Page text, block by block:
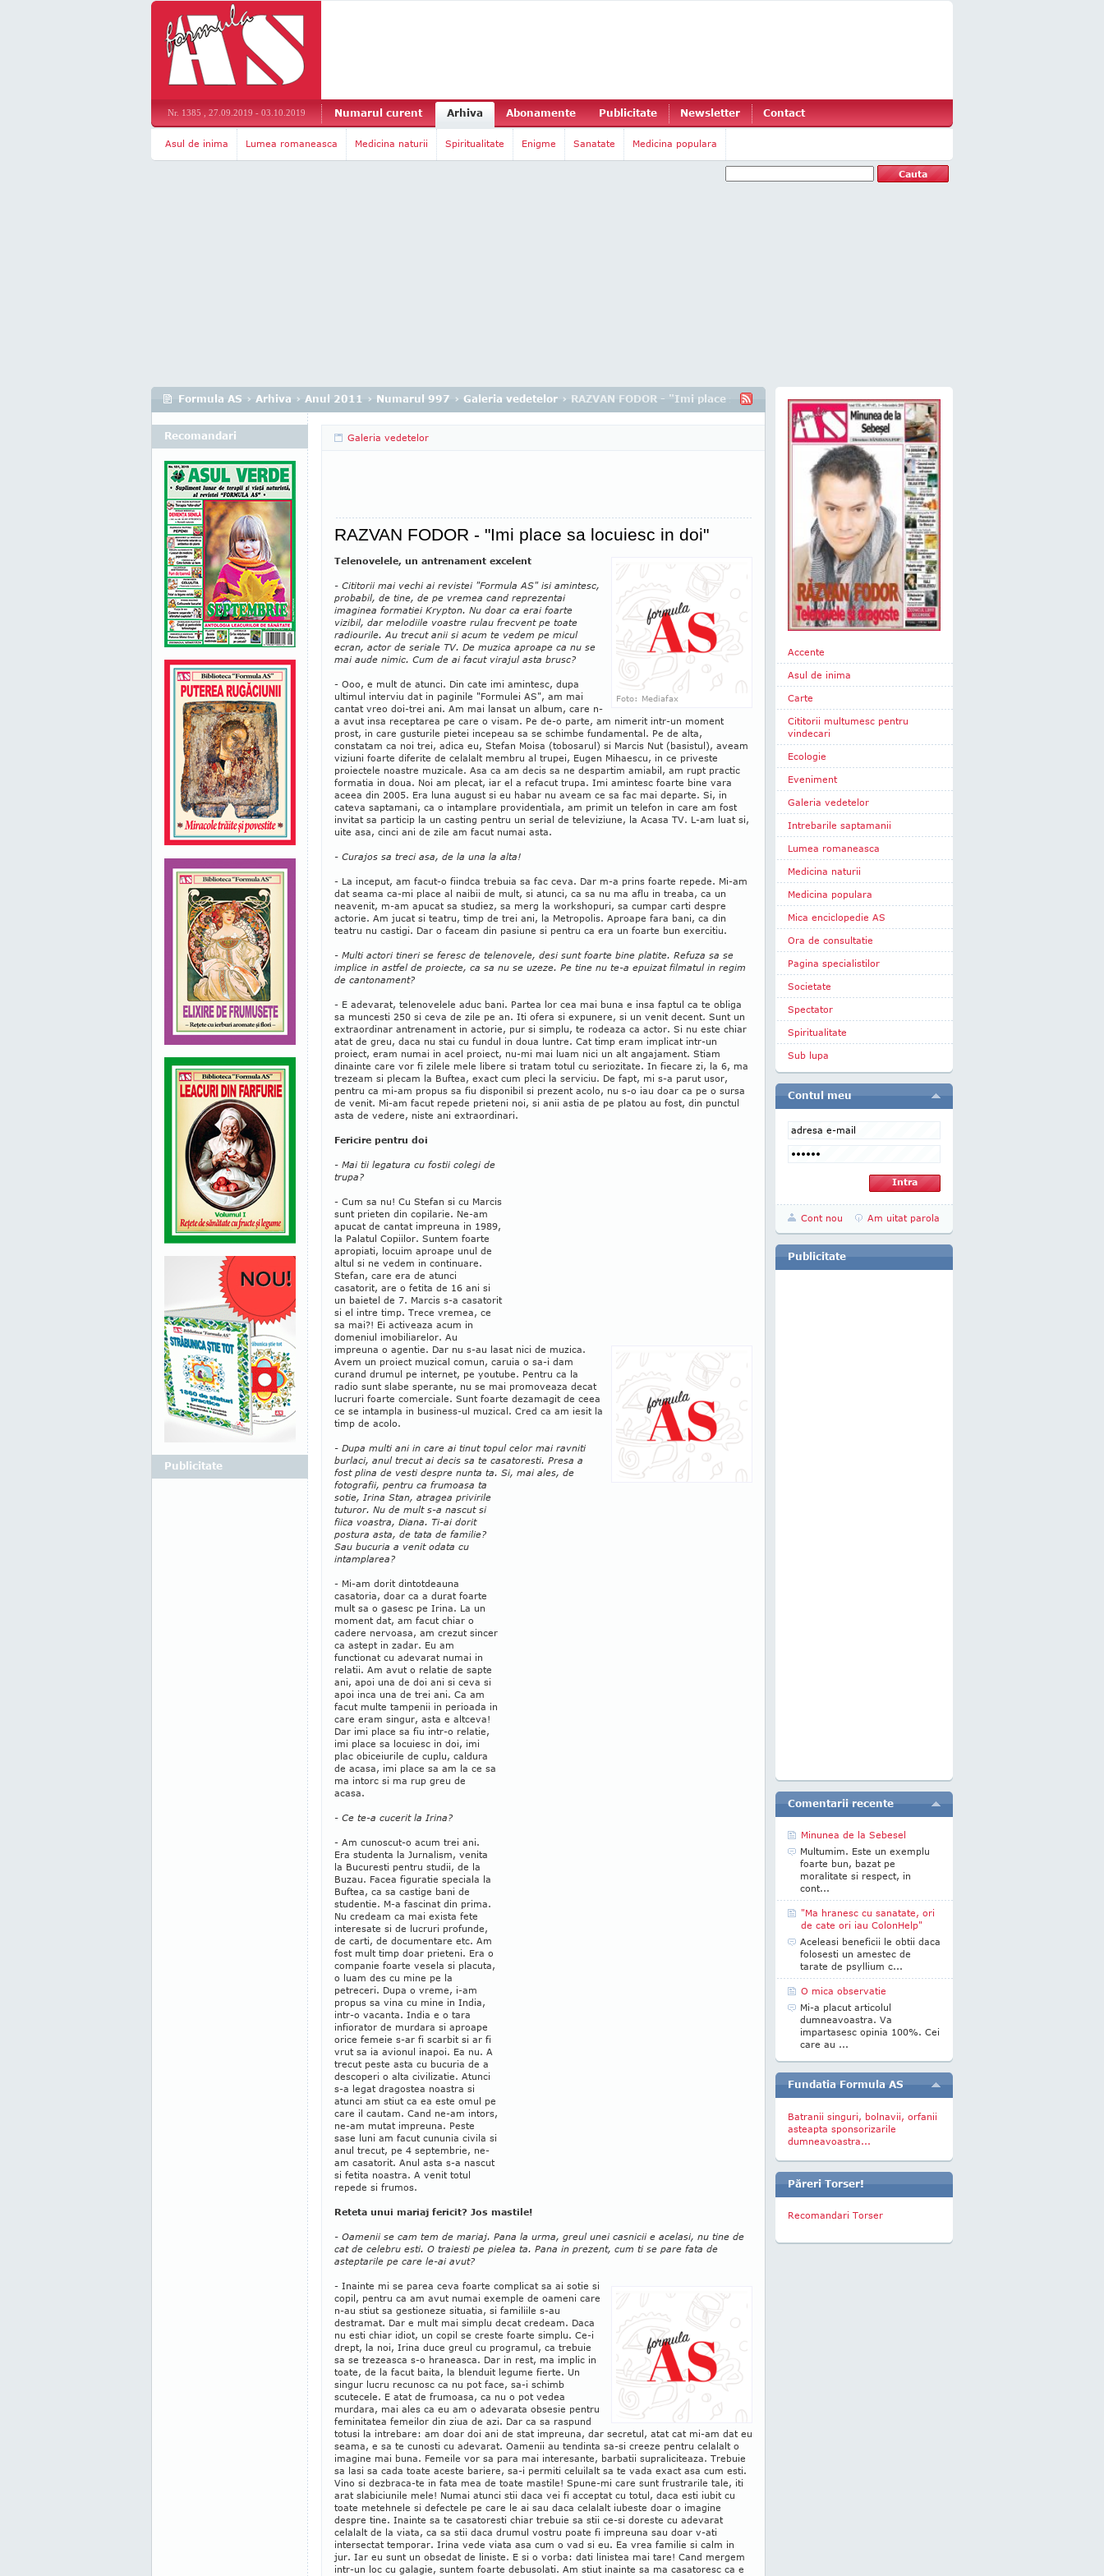
Nr. 1385 , 27.09.2019 - 03.10.2019 Numarul curent Arhiva Abonamente Publicitate Newsletter Contact
Asul de inima Lumea romaneasca Medicina naturii Spiritualitate Enigme Sanatate Medicina populara
Formula AS › Arhiva › Anul 2011 › Numarul 997 › Galeria vedetelor › RAZVAN FODOR - "Imi place sa locuiesc in doi"
Galeria vedetelor
RAZVAN FODOR - "Imi place sa locuiesc in doi"
Foto: Mediafax
Telenovelele, un antrenament excelent
- Cititorii mai vechi ai revistei "Formula AS" isi amintesc,
probabil, de tine, de pe vremea cand reprezentai
imaginea formatiei Krypton. Nu doar ca erai foarte
vizibil, dar melodiile voastre rulau frecvent pe toate
radiourile. Au trecut anii si acum te vedem pe micul
ecran, actor de seriale TV. De muzica aproape ca nu se
mai aude nimic. Cum de ai facut virajul asta brusc?
- Ooo, e mult de atunci. Din cate imi amintesc, dupa
ultimul interviu dat in paginile "Formulei AS", am mai
cantat vreo doi-trei ani. Am mai lansat un album, care n-
a avut insa receptarea pe care o visam. Pe de-o parte, am nimerit intr-un moment
prost, in care gusturile pietei incepeau sa se schimbe fundamental. Pe de alta,
constatam ca noi trei, adica eu, Stefan Moisa (tobosarul) si Marcis Nut (basistul), aveam
viziuni foarte diferite de celalalt membru al trupei, Eugen Mihaescu, in ce priveste
proiectele noastre muzicale. Asa ca am decis sa ne despartim amiabil, am rupt practic
formatia in doua. Noi am plecat, iar el a refacut trupa. Imi amintesc foarte bine vara
aceea din 2005. Era luna august si eu habar nu aveam ce sa fac mai departe. Si, in
cateva saptamani, ca o intamplare providentiala, am primit un telefon in care am fost
invitat sa particip la un casting pentru un serial de televiziune, la Acasa TV. L-am luat si,
uite asa, cinci ani de zile am facut numai asta.
- Curajos sa treci asa, de la una la alta!
- La inceput, am facut-o fiindca trebuia sa fac ceva. Dar m-a prins foarte repede. Mi-am
dat seama ca-mi place al naibii de mult, si atunci, ca sa nu ma aflu in treaba, ca un
neavenit, m-am apucat sa studiez, sa merg la workshopuri, sa cumpar carti despre
actorie. Am jucat si teatru, timp de trei ani, la Metropolis. Aproape fara bani, ca din
teatru nu castigi. Dar o faceam din pasiune si pentru ca era un foarte bun exercitiu.
- Multi actori tineri se feresc de telenovele, desi sunt foarte bine platite. Refuza sa se
implice in astfel de proiecte, ca sa nu se uzeze. Pe tine nu te-a epuizat filmatul in regim
de cantonament?
- E adevarat, telenovelele aduc bani. Partea lor cea mai buna e insa faptul ca te obliga
sa muncesti 250 si ceva de zile pe an. Iti ofera si expunere, si un venit decent. Sunt un
extraordinar antrenament in actorie, pur si simplu, te rodeaza ca actor. Si nu este chiar
atat de greu, daca nu stai cu fundul in doua luntre. Cat timp eram implicat intr-un
proiect, eram numai in acel proiect, nu-mi mai luam nici un alt angajament. Stiam
dinainte care vor fi zilele mele libere si tratam totul cu seriozitate. In fiecare zi, la 6, ma
trezeam si plecam la Buftea, exact cum pleci la serviciu. De fapt, mi s-a parut usor,
pentru ca mi-am propus sa fiu disponibil si prezent acolo, nu s-o iau doar ca pe o sursa
de venit. Mi-am facut repede prieteni noi, si anii astia de pe platou au fost, din punctul
asta de vedere, niste ani extraordinari.
Fericire pentru doi
- Mai tii legatura cu fostii colegi de
trupa?
- Cum sa nu! Cu Stefan si cu Marcis
sunt prieten din copilarie. Ne-am
apucat de cantat impreuna in 1989,
la Palatul Copiilor. Suntem foarte
apropiati, locuim aproape unul de
altul si ne vedem in continuare.
Stefan, care era de atunci
casatorit, are o fetita de 16 ani si
un baietel de 7. Marcis s-a casatorit
si el intre timp. Trece vremea, ce
sa mai?! Ei activeaza acum in
domeniul imobiliarelor. Au
impreuna o agentie. Dar nu s-au lasat nici de muzica.
Avem un proiect muzical comun, caruia o sa-i dam
curand drumul pe internet, pe youtube. Pentru ca la
radio sunt slabe sperante, nu se mai promoveaza decat
lucruri foarte comerciale. Sunt foarte dezamagit de ceea
ce se intampla in business-ul muzical. Cred ca am iesit la
timp de acolo.
- Dupa multi ani in care ai tinut topul celor mai ravniti
burlaci, anul trecut ai decis sa te casatoresti. Presa a
fost plina de vesti despre nunta ta. Si, mai ales, de
fotografii, pentru ca frumoasa ta
sotie, Irina Stan, atragea privirile
tuturor. Nu de mult s-a nascut si
fiica voastra, Diana. Ti-ai dorit
postura asta, de tata de familie?
Sau bucuria a venit odata cu
intamplarea?
- Mi-am dorit dintotdeauna
casatoria, doar ca a durat foarte
mult sa o gasesc pe Irina. La un
moment dat, am facut chiar o
cadere nervoasa, am crezut sincer
ca astept in zadar. Eu am
functionat cu adevarat numai in
relatii. Am avut o relatie de sapte
ani, apoi una de doi ani si ceva si
apoi inca una de trei ani. Ca am
facut multe tampenii in perioada in
care eram singur, asta e altceva!
Dar imi place sa fiu intr-o relatie,
imi place sa locuiesc in doi, imi
plac obiceiurile de cuplu, caldura
de acasa, imi place sa am la ce sa
ma intorc si ma rup greu de
acasa.
- Ce te-a cucerit la Irina?
- Am cunoscut-o acum trei ani.
Era studenta la Jurnalism, venita
la Bucuresti pentru studii, de la
Buzau. Facea figuratie speciala la
Buftea, ca sa castige bani de
studentie. M-a fascinat din prima.
Nu credeam ca mai exista fete
interesate si de lucruri profunde,
de carti, de documentare etc. Am
fost mult timp doar prieteni. Era o
companie foarte vesela si placuta,
o luam des cu mine pe la
petreceri. Dupa o vreme, i-am
propus sa vina cu mine in India,
intr-o vacanta. India e o tara
infiorator de murdara si aproape
orice femeie s-ar fi scarbit si ar fi
vrut sa ia avionul inapoi. Ea nu. A
trecut peste asta cu bucuria de a
descoperi o alta civilizatie. Atunci
s-a legat dragostea noastra si
atunci am stiut ca ea este omul pe
care il cautam. Cand ne-am intors,
ne-am mutat impreuna. Peste
sase luni am facut cununia civila si
anul trecut, pe 4 septembrie, ne-
am casatorit. Anul asta s-a nascut
si fetita noastra. A venit totul
repede si frumos.
Reteta unui mariaj fericit? Jos mastile!
- Oamenii se cam tem de mariaj. Pana la urma, greul unei casnicii e acelasi, nu tine de
cat de celebru esti. O traiesti pe pielea ta. Pana in prezent, cum ti se pare fata de
asteptarile pe care le-ai avut?
- Inainte mi se parea ceva foarte complicat sa ai sotie si
copil, pentru ca am avut numai exemple de oameni care
n-au stiut sa gestioneze situatia, si familiile s-au
destramat. Dar e mult mai simplu decat credeam. Daca
nu esti chiar idiot, un copil se creste foarte simplu. Ce-i
drept, la noi, Irina duce greul cu programul, ca trebuie
sa se trezeasca s-o hraneasca. Dar in rest, ma implic in
toate, de la facut baita, la blenduit legume fierte. Un
singur lucru recunosc ca nu pot face, sa-i schimb
scutecele. E atat de frumoasa, ca nu o pot vedea
murdara, mai ales ca eu am o adevarata obsesie pentru
feminitatea femeilor din ziua de azi. Dar ca sa raspund
totusi la intrebare: am doar doi ani de stat impreuna, dar secretul, atat cat mi-am dat eu
seama, e sa te cunosti cu adevarat. Oamenii au tendinta sa-si creeze pentru celalalt o
imagine mai buna. Femeile vor sa para mai interesante, barbatii supraliciteaza. Trebuie
sa lasi sa cada toate aceste bariere, sa-i permiti celuilalt sa te vada exact asa cum esti.
Vino si dezbraca-te in fata mea de toate mastile! Spune-mi care sunt frustrarile tale, iti
arat slabiciunile mele! Numai atunci stii daca vei fi acceptat cu totul, daca esti iubit cu
toate metehnele si defectele pe care le ai sau daca celalalt iubeste doar o imagine
despre tine. Inainte sa te casatoresti chiar trebuie sa stii ce-si doreste cu adevarat
celalalt de la viata, ca sa stii daca drumul vostru poate fi impreuna sau doar v-ati
intersectat temporar. Irina vede viata asa cum o vad si eu. Ea vrea familie si calm in
jur. Iar eu sunt un obsedat de liniste. E si o vorba: dati linistea mai tare! Cand mergem
intr-un loc cu galagie, suntem foarte debusolati. Am stiut inainte sa ma casatoresc ca e
Recomandari
Publicitate
Accente
Asul de inima
Carte
Cititorii multumesc pentru
vindecari
Ecologie
Eveniment
Galeria vedetelor
Intrebarile saptamanii
Lumea romaneasca
Medicina naturii
Medicina populara
Mica enciclopedie AS
Ora de consultatie
Pagina specialistilor
Societate
Spectator
Spiritualitate
Sub lupa
Contul meu
Cont nou Am uitat parola
Publicitate
Comentarii recente
Minunea de la Sebesel
Multumim. Este un exemplu
foarte bun, bazat pe
moralitate si respect, in
cont...
"Ma hranesc cu sanatate, ori
de cate ori iau ColonHelp"
Aceleasi beneficii le obtii daca
folosesti un amestec de
tarate de psyllium c...
O mica observatie
Mi-a placut articolul
dumneavoastra. Va
impartasesc opinia 100%. Cei
care au ...
Fundatia Formula AS
Batranii singuri, bolnavii, orfanii
asteapta sponsorizarile
dumneavoastra...
Păreri Torser!
Recomandari Torser